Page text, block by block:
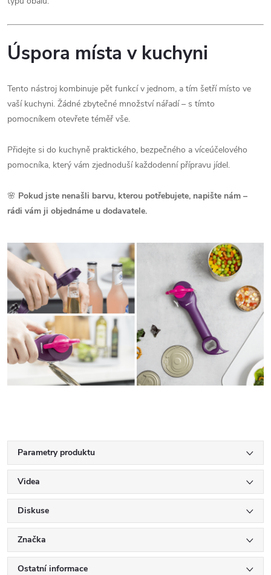
Úspora místa v kuchyni
Tento nástroj kombinuje pět funkcí v jednom, a tím šetří místo ve
vaší kuchyni. Žádné zbytečné množství nářadí – s tímto
pomocníkem otevřete téměř vše.
Přidejte si do kuchyně praktického, bezpečného a víceúčelového
pomocníka, který vám zjednoduší každodenní přípravu jídel.
🌸 Pokud jste nenašli barvu, kterou potřebujete, napište nám –
rádi vám ji objednáme u dodavatele.
Parametry produktu
Videa
Diskuse
Značka
Ostatní informace